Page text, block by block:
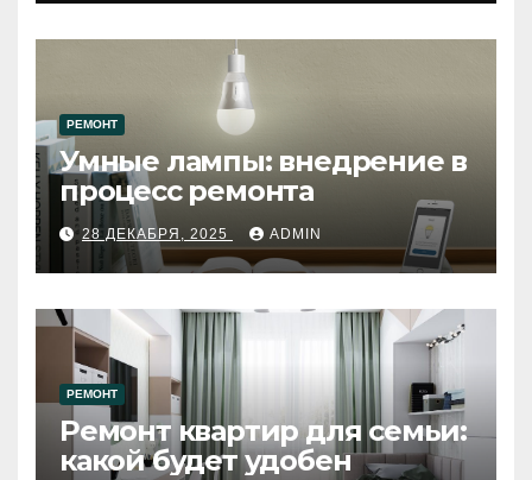
РЕМОНТ
Умные лампы: внедрение в
процесс ремонта
28 ДЕКАБРЯ, 2025 ADMIN
РЕМОНТ
Ремонт квартир для семьи:
какой будет удобен